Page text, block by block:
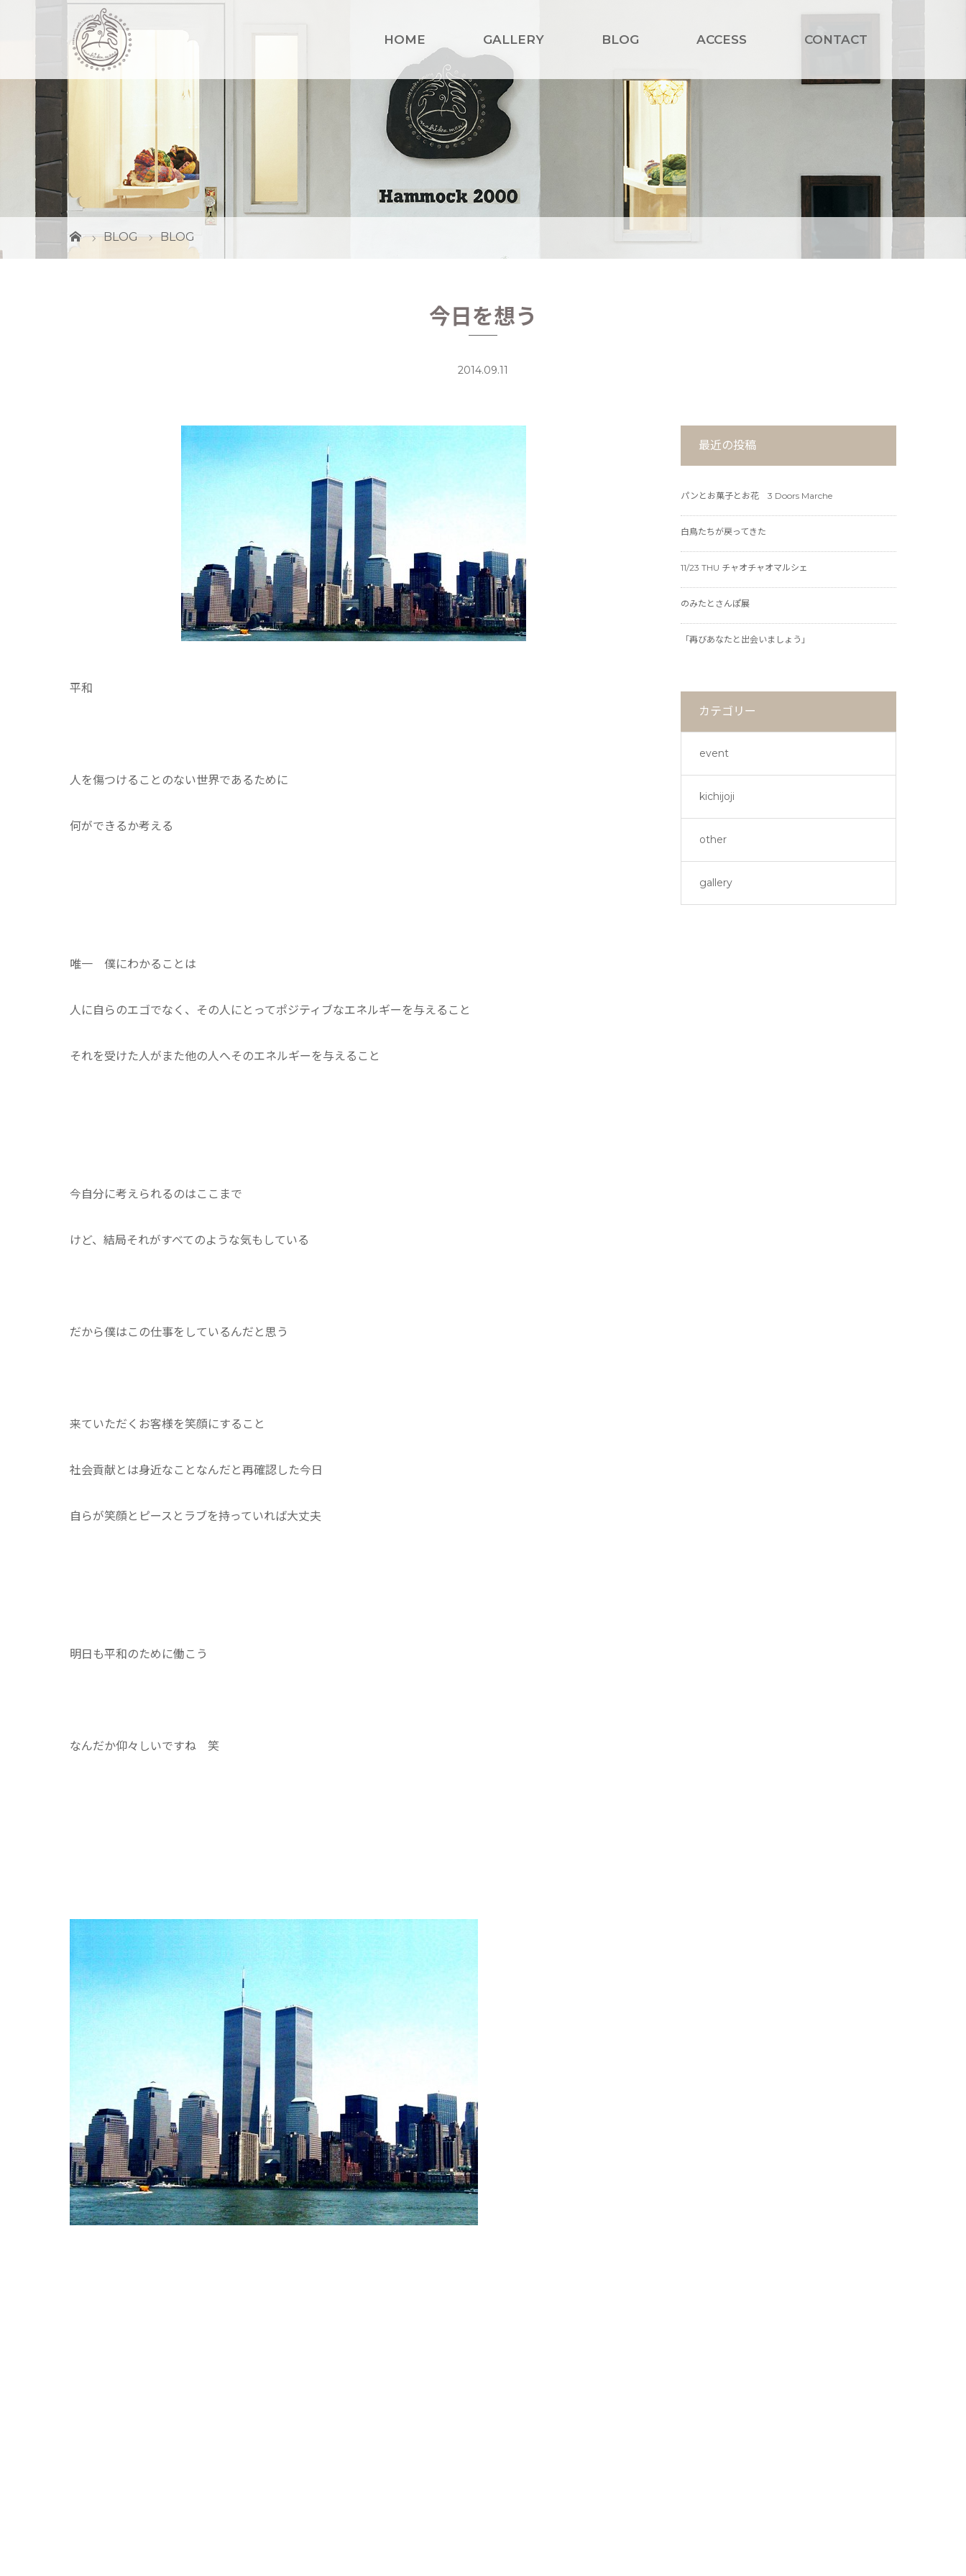
HOME GALLERY BLOG ACCESS CONTACT
BLOG BLOG
今日を想う
2014.09.11
平和
人を傷つけることのない世界であるために
何ができるか考える
唯一 僕にわかることは
人に自らのエゴでなく、その人にとってポジティブなエネルギーを与えること
それを受けた人がまた他の人へそのエネルギーを与えること
今自分に考えられるのはここまで
けど、結局それがすべてのような気もしている
だから僕はこの仕事をしているんだと思う
来ていただくお客様を笑顔にすること
社会貢献とは身近なことなんだと再確認した今日
自らが笑顔とピースとラブを持っていれば大丈夫
明日も平和のために働こう
なんだか仰々しいですね 笑
最近の投稿
パンとお菓子とお花 3 Doors Marche
白鳥たちが戻ってきた
11/23 THU チャオチャオマルシェ
のみたとさんぽ展
「再びあなたと出会いましょう」
カテゴリー
event
kichijoji
other
gallery